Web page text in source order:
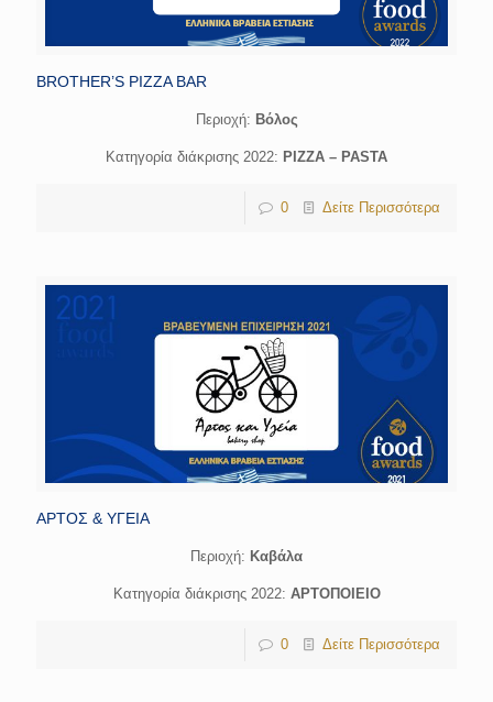
BROTHER’S PIZZA BAR
Περιοχή: Bόλος
Κατηγορία διάκρισης 2022: PIZZA – PASTA
0 Δείτε Περισσότερα
ΑΡΤΟΣ & ΥΓΕΙΑ
Περιοχή: Kαβάλα
Κατηγορία διάκρισης 2022: ΑΡΤΟΠΟΙΕΙΟ
0 Δείτε Περισσότερα